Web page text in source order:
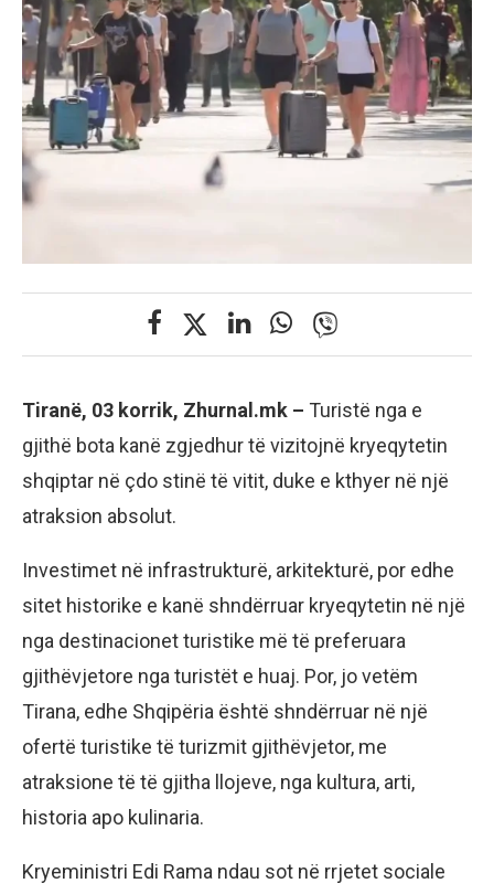
Tiranë, 03 korrik, Zhurnal.mk – Turistë nga e
gjithë bota kanë zgjedhur të vizitojnë kryeqytetin
shqiptar në çdo stinë të vitit, duke e kthyer në një
atraksion absolut.
Investimet në infrastrukturë, arkitekturë, por edhe
sitet historike e kanë shndërruar kryeqytetin në një
nga destinacionet turistike më të preferuara
gjithëvjetore nga turistët e huaj. Por, jo vetëm
Tirana, edhe Shqipëria është shndërruar në një
ofertë turistike të turizmit gjithëvjetor, me
atraksione të të gjitha llojeve, nga kultura, arti,
historia apo kulinaria.
Kryeministri Edi Rama ndau sot në rrjetet sociale